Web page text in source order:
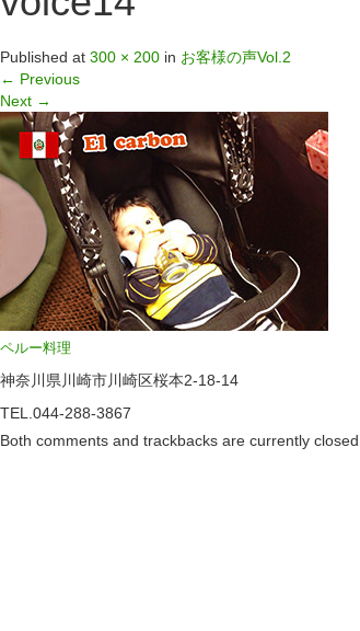
Published at 300 × 200 in お客様の声Vol.2
← Previous
Next →
ペルー料理
神奈川県川崎市川崎区桜本2-18-14
TEL.044-288-3867
Both comments and trackbacks are currently closed.